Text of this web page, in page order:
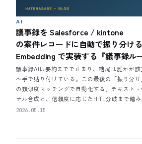
AI
議事録を Salesforce / kintone
の案件レコードに自動で振り分け
Embedding で実装する『議事録ル
議事録AIは要約までで止まり、結局は誰かが
へ手で貼り付けている。この最後の「振り分
の類似度マッチングで自動化する。テキスト
ナル合成と、信頼度に応じたHITL分岐まで踏み
2026.05.15